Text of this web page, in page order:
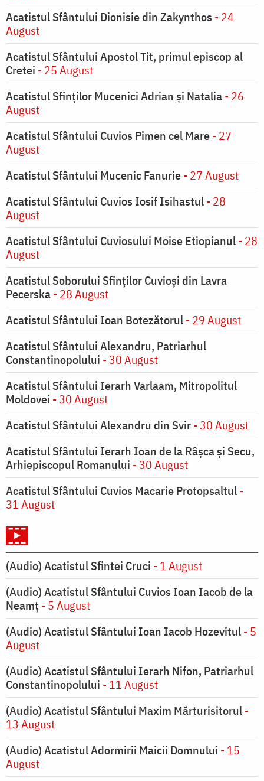
Acatistul Sfântului Dionisie din Zakynthos - 24
August
Acatistul Sfântului Apostol Tit, primul episcop al
Cretei - 25 August
Acatistul Sfinților Mucenici Adrian și Natalia- 26
August
Acatistul Sfântului Cuvios Pimen cel Mare- 27
August
Acatistul Sfântului Mucenic Fanurie- 27 August
Acatistul Sfântului Cuvios Iosif Isihastul- 28
August
Acatistul Sfântului Cuviosului Moise Etiopianul- 28
August
Acatistul Soborului Sfinților Cuvioși din Lavra
Pecerska- 28 August
Acatistul Sfântului Ioan Botezătorul- 29 August
Acatistul Sfântului Alexandru, Patriarhul
Constantinopolului - 30 August
Acatistul Sfântului Ierarh Varlaam, Mitropolitul
Moldovei - 30 August
Acatistul Sfântului Alexandru din Svir- 30 August
Acatistul Sfântului Ierarh Ioan de la Râşca şi Secu,
Arhiepiscopul Romanului - 30 August
Acatistul Sfântului Cuvios Macarie Protopsaltul-
31 August
(Audio) Acatistul Sfintei Cruci - 1 August
(Audio) Acatistul Sfântului Cuvios Ioan Iacob de la
Neamț - 5 August
(Audio) Acatistul Sfântului Ioan Iacob Hozevitul- 5
August
(Audio) Acatistul Sfântului Ierarh Nifon, Patriarhul
Constantinopolului - 11 August
(Audio) Acatistul Sfântului Maxim Mărturisitorul-
13 August
(Audio) Acatistul Adormirii Maicii Domnului - 15
August